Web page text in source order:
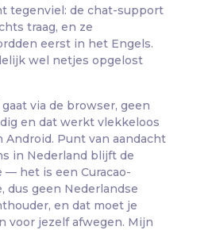
tegenviel: de chat-support
traag, en ze
eerst in het Engels.
wel netjes opgelost
via de browser, geen
en dat werkt vlekkeloos
Android. Punt van aandacht
in Nederland blijft de
— het is een Curacao-
dus geen Nederlandse
en dat moet je
voor jezelf afwegen. Mijn